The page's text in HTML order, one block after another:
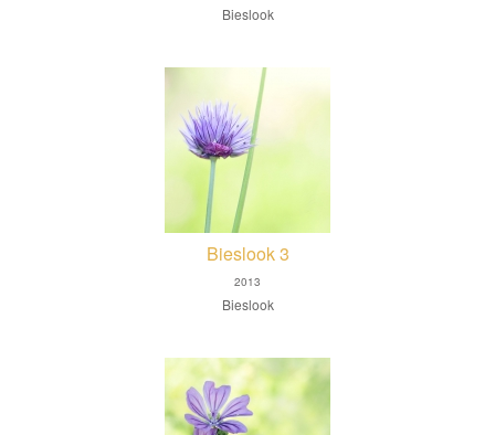
Bieslook
Bieslook 3
2013
Bieslook